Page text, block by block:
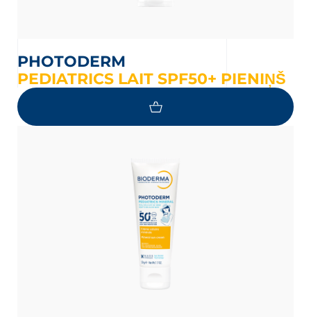
PHOTODERM
PEDIATRICS LAIT SPF50+ PIENIŅŠ